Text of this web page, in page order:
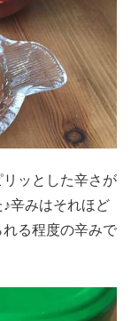
ッとした辛さが
辛みはそれほど
る程度の辛みで